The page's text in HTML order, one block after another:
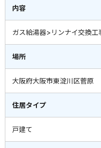
内容
ガス給湯器>リンナイ交換工
場所
大阪府大阪市東淀川区菅原
住居タイプ
戸建て